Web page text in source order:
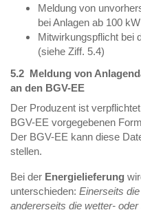
Meldung von
bei Anlagen ab 100
Mitwirkungspflicht bei
(siehe Ziff. 5.4)
5.2 Meldung von
an den BGV-EE
Der Produzent ist
BGV-EE vorgegebenen
Der BGV-EE kann diese
stellen.
Bei der Energielieferung
unterschieden: Einerseits
andererseits die wetter-